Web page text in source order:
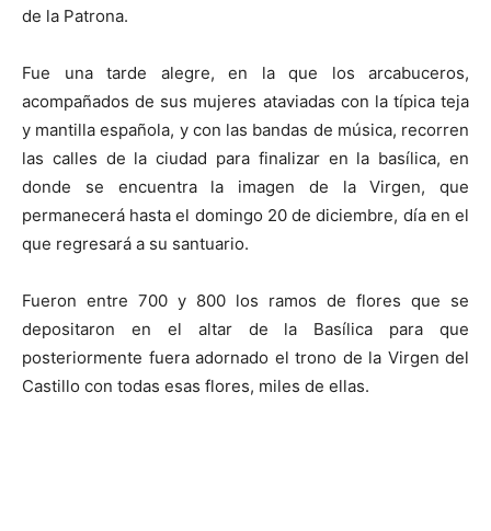
de la Patrona.
Fue una tarde alegre, en la que los arcabuceros,
acompañados de sus mujeres ataviadas con la típica teja
y mantilla española, y con las bandas de música, recorren
las calles de la ciudad para finalizar en la basílica, en
donde se encuentra la imagen de la Virgen, que
permanecerá hasta el domingo 20 de diciembre, día en el
que regresará a su santuario.
Fueron entre 700 y 800 los ramos de flores que se
depositaron en el altar de la Basílica para que
posteriormente fuera adornado el trono de la Virgen del
Castillo con todas esas flores, miles de ellas.